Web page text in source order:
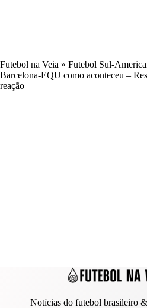
Futebol na Veia » Futebol Sul-
Barcelona-EQU como aconteceu –
reação
Notícias do futebol brasileiro